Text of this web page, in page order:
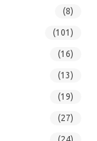
(8)
(101)
(16)
(13)
(19)
(27)
(24)